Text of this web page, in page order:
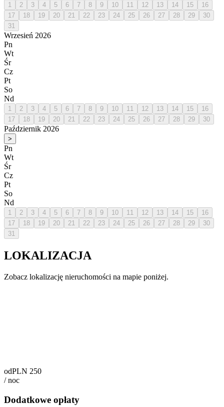
1 2 3 4 5 6 7 8 9 10 11 12 13 14 15
16
17
18 19 20 21 22 23 24 25 26 27 28 29
30
31
Wrzesień 2026
Pn
Wt
Śr
Cz
Pt
So
Nd
1 2 3 4 5 6 7 8 9 10 11 12 13 14 15
16
17
18 19 20 21 22 23 24 25 26 27 28 29 30
Październik 2026
>
Pn
Wt
Śr
Cz
Pt
So
Nd
1 2 3 4 5 6 7 8 9 10 11 12 13 14 15
16
17
18 19 20 21 22 23 24 25 26 27 28 29
30
31
LOKALIZACJA
Zobacz lokalizację nieruchomości na mapie poniżej.
odPLN 250
/noc
Dodatkowe opłaty